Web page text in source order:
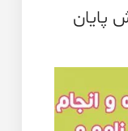
پایان